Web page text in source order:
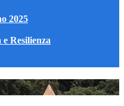
2025
Resilienza